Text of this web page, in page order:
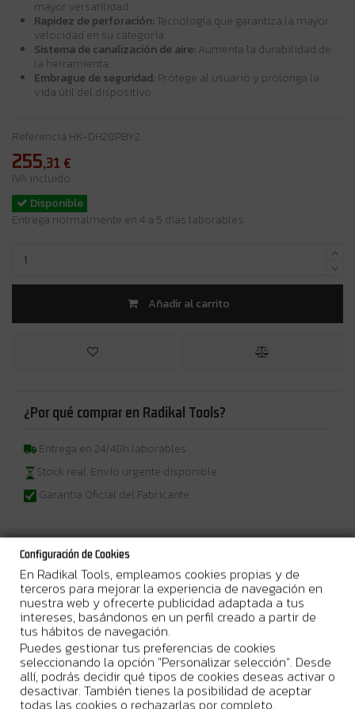
mayor versatilidad.
Rapidez de perforación:Tecnología que garantiza la mayor
velocidad en su categoría.
Sistema de canalización de aire: Aumenta la durabilidad de
la herramienta.
Embrague de seguridad: Protege al usuario y prolonga la
vida útil del dispositivo.
Referencia HK-DH28PBY2
255,31 €
IVA incluido
Disponible
Entrega normalmente en 4 a 5 días laborables.
Añadir al carrito
¿Por qué comprar en Radikal Tools?
Entrega en 24/48h laborables
Stock real. Envío urgente disponible
Garantia Oficial del Fabricante
Más Información
2 modos de uso:Perforar y perforar con percusión.
Innovador diseñoque ofrece la mayor rapidez de perforación de
su clase.
Equipado con unnuevo sistema de canalización del aireque
duplica la durabilidadde la herramienta.
Configuración de Cookies
En Radikal Tools, empleamos cookies propias y de
terceros para mejorar la experiencia de navegación en
nuestra web y ofrecerte publicidad adaptada a tus
intereses, basándonos en un perfil creado a partir de
tus hábitos de navegación.
Puedes gestionar tus preferencias de cookies
seleccionando la opción "Personalizar selección". Desde
allí, podrás decidir qué tipos de cookies deseas activar o
desactivar. También tienes la posibilidad de aceptar
todas las cookies o rechazarlas por completo.